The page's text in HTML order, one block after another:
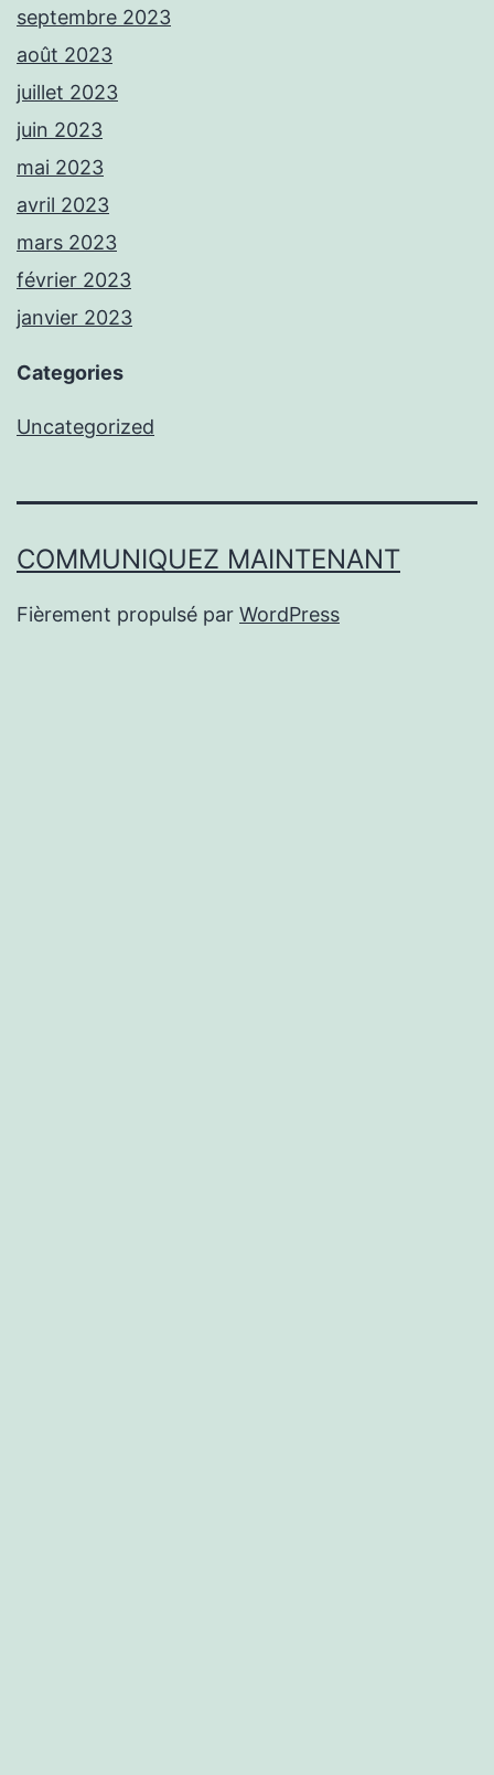
septembre 2023
août 2023
juillet 2023
juin 2023
mai 2023
avril 2023
mars 2023
février 2023
janvier 2023
Categories
Uncategorized
COMMUNIQUEZ MAINTENANT
Fièrement propulsé par WordPress